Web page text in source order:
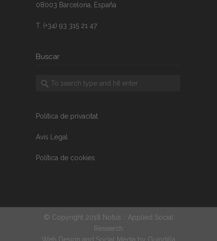
08003 Barcelona, España
T. (+34) 93 315 21 47
Buscar
Política de privacitat
Avís Legal
Política de cookies
© Copyright 2018 Notus :: Applied Social
Research